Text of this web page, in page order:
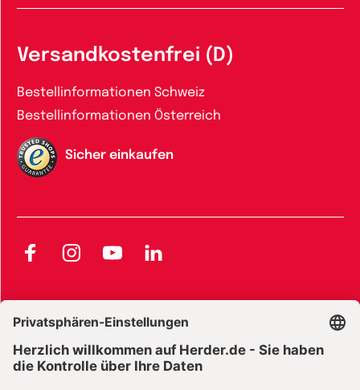
Versandkostenfrei (D)
Bestellinformationen Schweiz
Bestellinformationen Österreich
Sicher einkaufen
FacebookInstagramYouTubeLinkedIn
Widerrufsbelehrung E-Books
Widerrufsbelehrung Zeitschriften Datenschutz
Datenschutz Social Media Barrierefreiheit